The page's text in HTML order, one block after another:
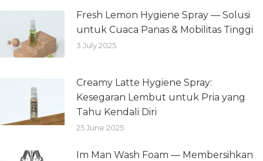
Fresh Lemon Hygiene Spray — Solusi
untuk Cuaca Panas & Mobilitas Tinggi
3 July 2025
Creamy Latte Hygiene Spray:
Kesegaran Lembut untuk Pria yang
Tahu Kendali Diri
25 June 2025
Im Man Wash Foam — Membersihkan